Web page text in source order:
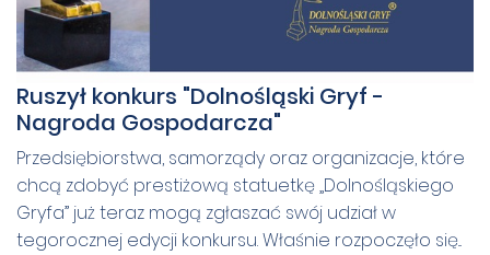
Ruszył konkurs "Dolnośląski Gryf -
Nagroda Gospodarcza"
Przedsiębiorstwa, samorządy oraz organizacje, które
chcą zdobyć prestiżową statuetkę „Dolnośląskiego
Gryfa” już teraz mogą zgłaszać swój udział w
tegorocznej edycji konkursu. Właśnie rozpoczęło się...